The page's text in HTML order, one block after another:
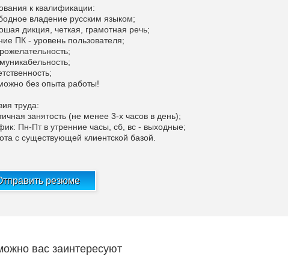
к квалификации:
владение русским языком;
дикция, четкая, грамотная речь;
ПК - уровень пользователя;
без опыта работы!
труда:
занятость (не менее 3-х часов в день);
Пн-Пт в утренние часы, сб, вс - выходные;
с существующей клиентской базой.
резюме
вас заинтересуют